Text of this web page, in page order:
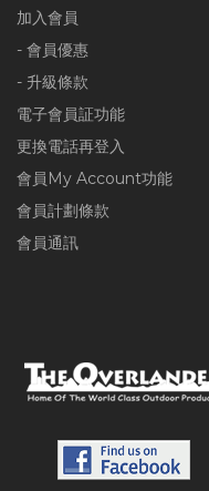
加入會員
- 會員優惠
- 升級條款
電子會員証功能
更換電話再登入
會員My Account功能
會員計劃條款
會員通訊